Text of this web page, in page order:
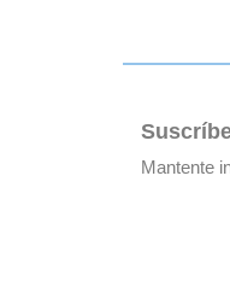
Mantente